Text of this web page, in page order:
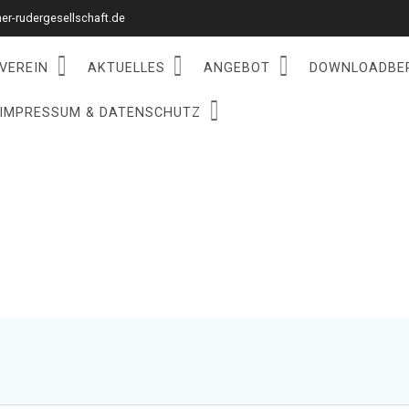
rudergesellschaft.de
VEREIN AKTUELLES ANGEBOT
IMPRESSUM & DATENSCHUTZ